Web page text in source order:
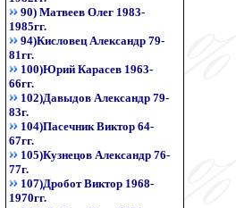
90) Матвеев Олег 1983-
1985гг.
94)Кисловец Александр 79-
81гг.
100)Юрий Карасев 1963-
66гг.
102)Давыдов Александр 79-
83г.
104)Пасечник Виктор 64-
67гг.
105)Кузнецов Александр 76-
77г.
107)Дробот Виктор 1968-
1970гг.